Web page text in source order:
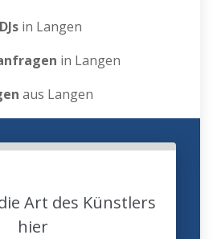
in Langen
in Langen
aus Langen
Art des Künstlers
hier